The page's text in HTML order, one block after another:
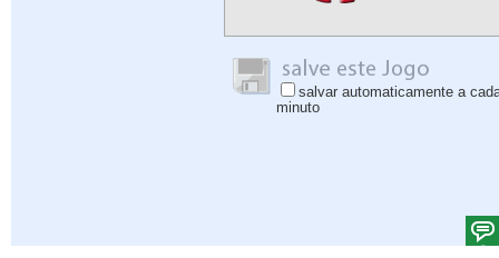
salvar automaticamente a
minuto